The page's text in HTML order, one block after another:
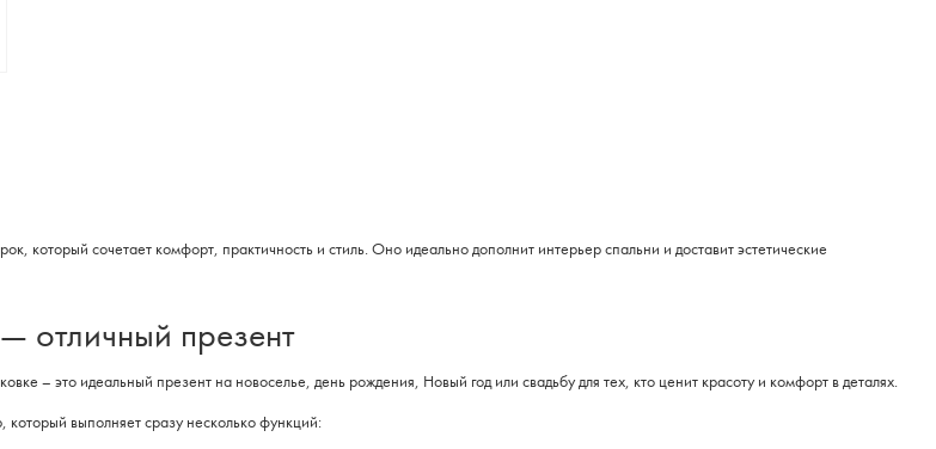
который сочетает комфорт, практичность и стиль. Оно идеально дополнит интерьер спальни и доставит эстетические
отличный презент
– это идеальный презент на новоселье, день рождения, Новый год или свадьбу для тех, кто ценит красоту и комфорт в деталях.
который выполняет сразу несколько функций: